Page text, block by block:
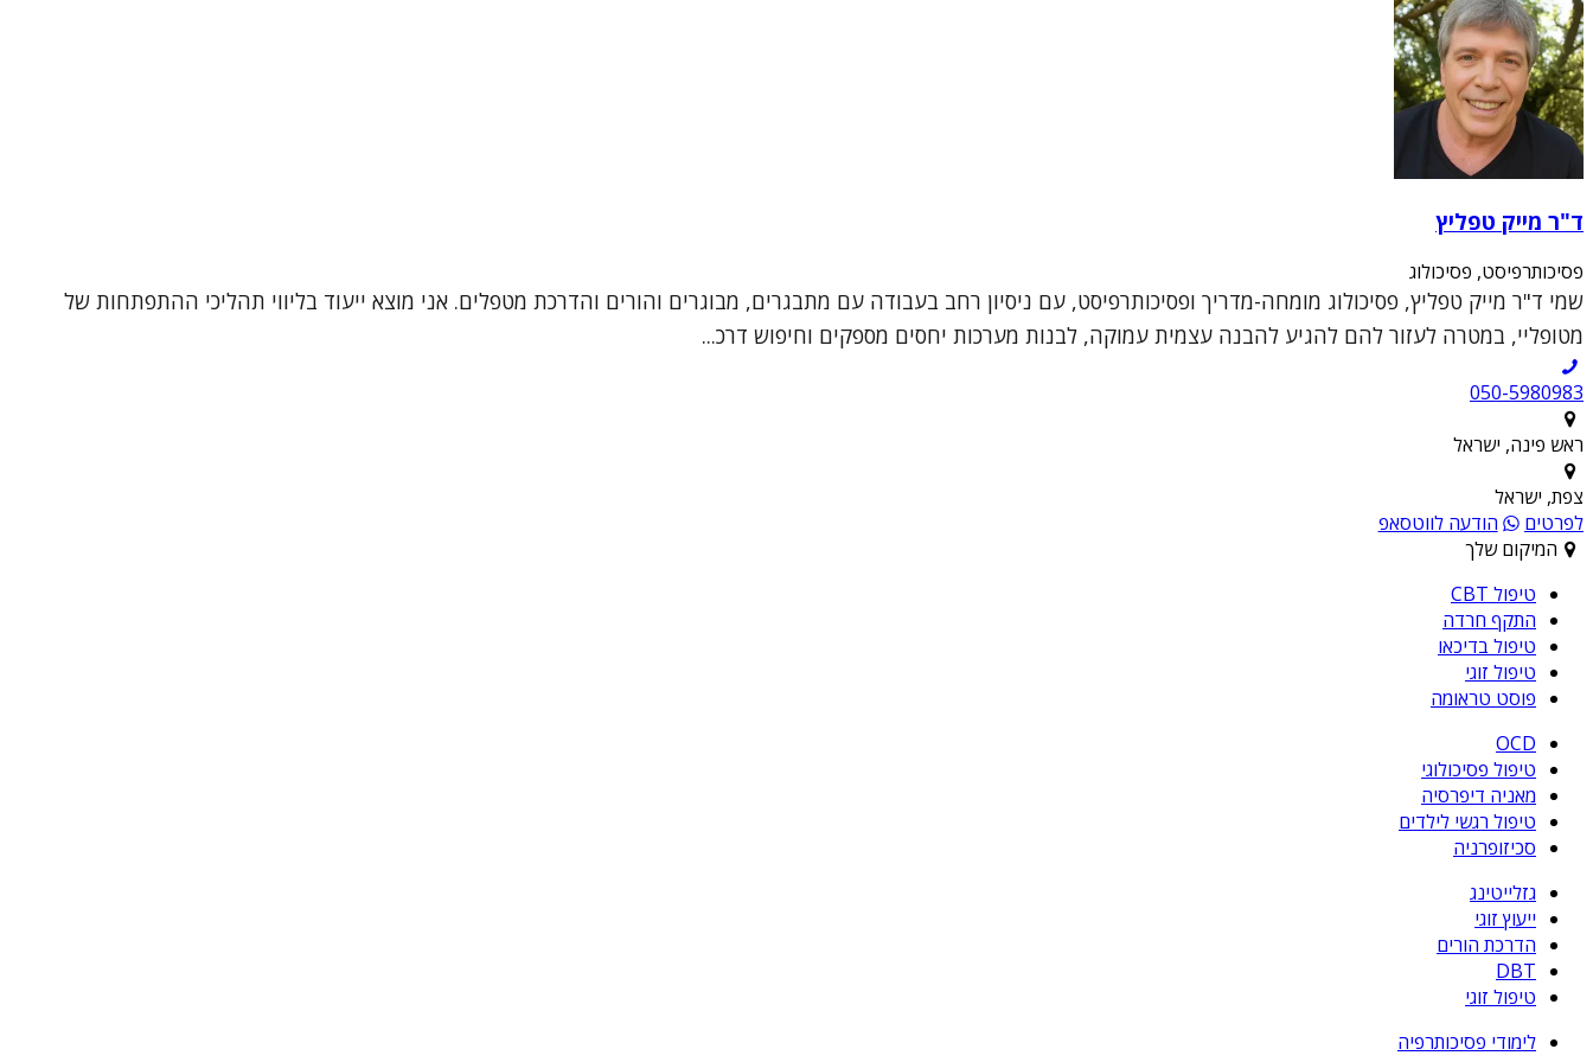
ד"ר מייק טפליץ
פסיכותרפיסט, פסיכולוג
שמי ד"ר מייק טפליץ, פסיכולוג מומחה-מדריך ופסיכותרפיסט, עם ניסיון רחב בעבודה עם מתבגרים, מבוגרים והורים והדרכת מטפלים. אני מוצא ייעוד בליווי תהליכי ההתפתחות של
מטופליי, במטרה לעזור להם להגיע להבנה עצמית עמוקה, לבנות מערכות יחסים מספקים וחיפוש דרכ...
050-5980983
ראש פינה, ישראל
צפת, ישראל
לפרטים
הודעה לווטסאפ
המיקום שלך
טיפול CBT
התקף חרדה
טיפול בדיכאו
טיפול זוגי
פוסט טראומה
OCD
טיפול פסיכולוגי
מאניה דיפרסיה
טיפול רגשי לילדים
סכיזופרניה
גזלייטינג
ייעוץ זוגי
הדרכת הורים
DBT
טיפול זוגי
לימודי פסיכותרפיה